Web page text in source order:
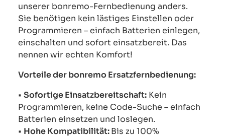
unserer bonremo-Fernbedienung anders.
Sie benötigen kein lästiges Einstellen oder
Programmieren – einfach Batterien einlegen,
einschalten und sofort einsatzbereit. Das
nennen wir echten Komfort!
Vorteile der bonremo Ersatzfernbedienung:
• Sofortige Einsatzbereitschaft: Kein
Programmieren, keine Code-Suche – einfach
Batterien einsetzen und loslegen.
• Hohe Kompatibilität:Bis zu 100%